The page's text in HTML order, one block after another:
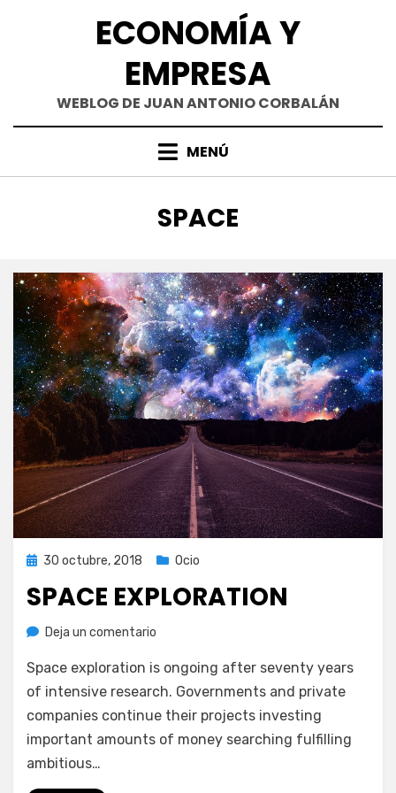
ECONOMÍA Y
EMPRESA
WEBLOG DE JUAN ANTONIO CORBALÁN
MENÚ
ETIQUETA
:
SPACE
Publicada
30 octubre, 2018 Ocio
SPACE EXPLORATION
porJuan A. Corbalán
Deja un comentario
exploration
Space exploration is ongoing after seventy years
of intensive research. Governments and private
companies continue their projects investing
important amounts of money searching fulfilling
ambitious…